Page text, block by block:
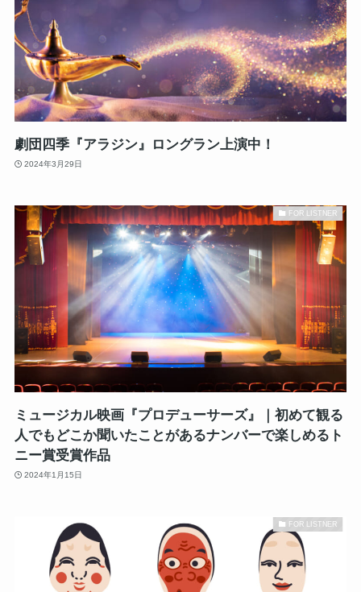
劇団四季『アラジン』ロングラン上演中！
2024年3月29日
FOR LISTNER
ミュージカル映画『プロデューサーズ』｜初めて観る
人でもどこか聞いたことがあるナンバーで楽しめるト
ニー賞受賞作品
2024年1月15日
FOR LISTNER